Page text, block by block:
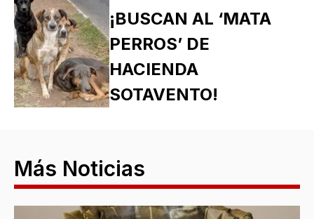
¡BUSCAN AL ‘MATA
PERROS’ DE
HACIENDA
SOTAVENTO!
Más Noticias